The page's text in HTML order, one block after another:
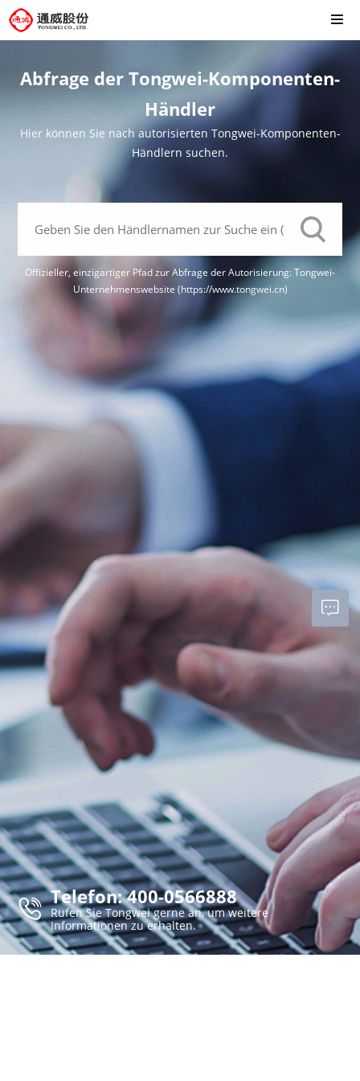
Abfrage der Tongwei-Komponenten-
Händler
Hier können Sie nach autorisierten Tongwei-Komponenten-
Händlern suchen.
Offizieller, einzigartiger Pfad zur Abfrage der Autorisierung: Tongwei-
Unternehmenswebsite (https://www.tongwei.cn)
Telefon: 400-0566888
Rufen Sie Tongwei gerne an, um weitere
Informationen zu erhalten.